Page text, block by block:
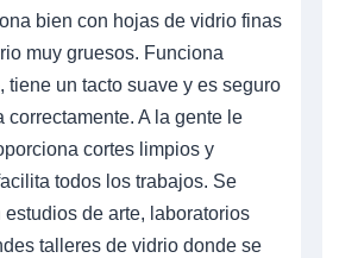
bien con hojas de vidrio finas
muy gruesos. Funciona
tiene un tacto suave y es seguro
correctamente. A la gente le
cortes limpios y
todos los trabajos. Se
de arte, laboratorios
talleres de vidrio donde se